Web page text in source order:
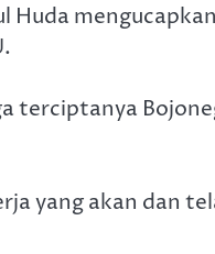
Huda
terciptanya
yang akan dan